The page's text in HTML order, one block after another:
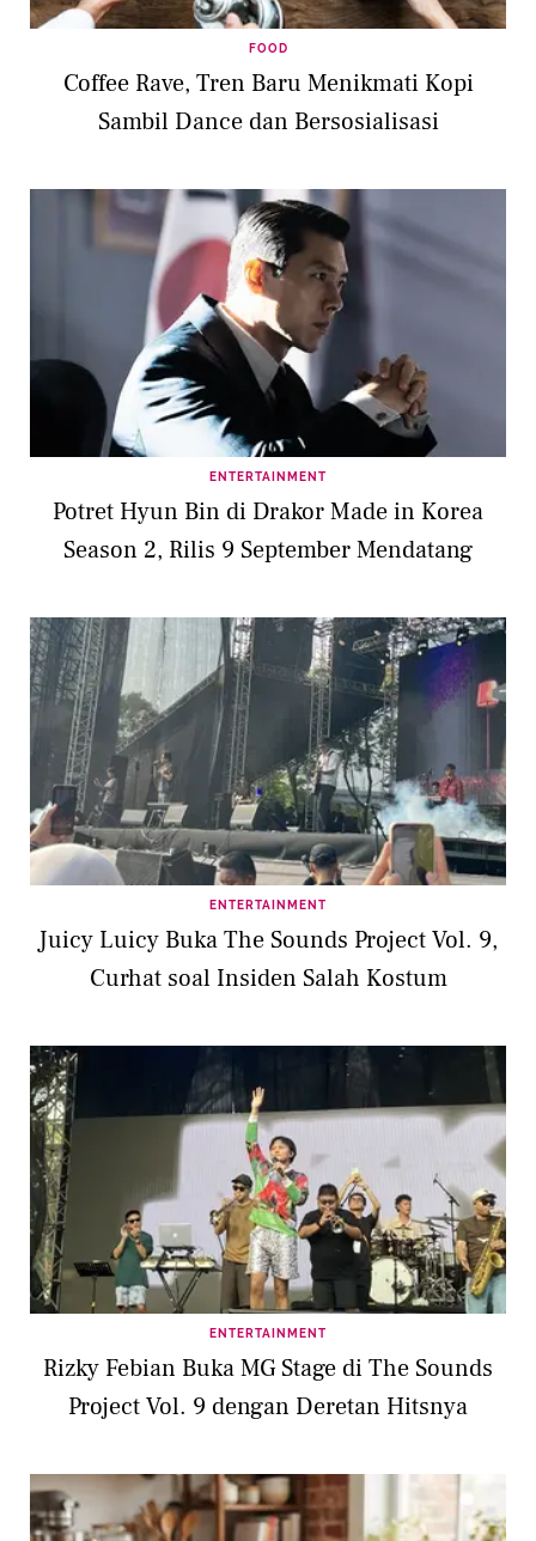
FOOD
Coffee Rave, Tren Baru Menikmati Kopi
Sambil Dance dan Bersosialisasi
ENTERTAINMENT
Potret Hyun Bin di Drakor Made in Korea
Season 2, Rilis 9 September Mendatang
ENTERTAINMENT
Juicy Luicy Buka The Sounds Project Vol. 9,
Curhat soal Insiden Salah Kostum
ENTERTAINMENT
Rizky Febian Buka MG Stage di The Sounds
Project Vol. 9 dengan Deretan Hitsnya